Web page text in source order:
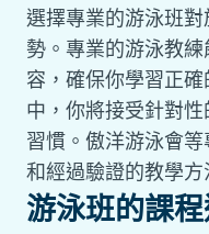
選擇專業的游泳班
勢。專業的游泳教
容，確保你學習正
中，你將接受針對
習慣。傲洋游泳會
和經過驗證的教學方
游泳班的課